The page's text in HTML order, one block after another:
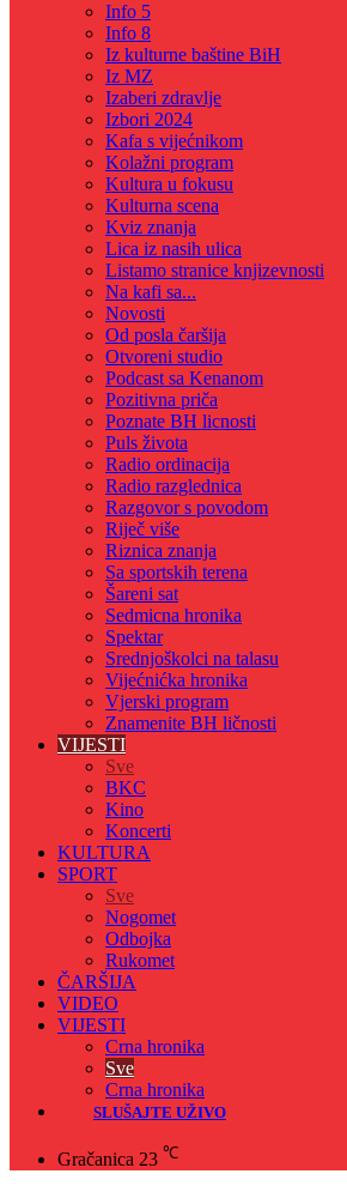
Info 5
Info 8
Iz kulturne baštine BiH
Iz MZ
Izaberi zdravlje
Izbori 2024
Kafa s vijećnikom
Kolažni program
Kultura u fokusu
Kulturna scena
Kviz znanja
Lica iz nasih ulica
Listamo stranice knjizevnosti
Na kafi sa...
Novosti
Od posla čaršija
Otvoreni studio
Podcast sa Kenanom
Pozitivna priča
Poznate BH licnosti
Puls života
Radio ordinacija
Radio razglednica
Razgovor s povodom
Riječ više
Riznica znanja
Sa sportskih terena
Šareni sat
Sedmicna hronika
Spektar
Srednjoškolci na talasu
Vijećnićka hronika
Vjerski program
Znamenite BH ličnosti
VIJESTI
Sve
BKC
Kino
Koncerti
KULTURA
SPORT
Sve
Nogomet
Odbojka
Rukomet
ČARŠIJA
VIDEO
VIJESTI
Crna hronika
Sve
Crna hronika
SLUŠAJTE UŽIVO
Gračanica 23 ℃